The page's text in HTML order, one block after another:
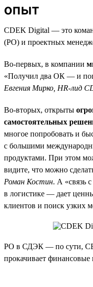
опыт
CDEK Digital — это
(PO) и проектных
Во-первых, в компании
«Получил два ОК — и
Евгения Мирко, HR-лид
Во-вторых, открыты
самостоятельных
многое попробовать и
с большими
продуктами. При этом
видите, что можно
Роман Костин. А «связь
в логистике — дает
клиентов и поиск узких
PO в СДЭК — по сути,
прокачивает финансовые